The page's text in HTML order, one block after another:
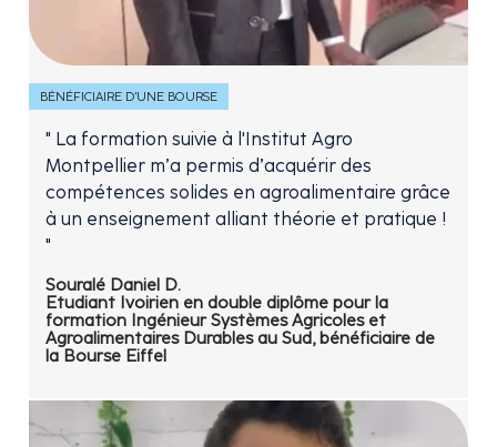
BÉNÉFICIAIRE D'UNE BOURSE
" La formation suivie à l'Institut Agro
Montpellier m’a permis d’acquérir des
compétences solides en agroalimentaire grâce
à un enseignement alliant théorie et pratique !
"
Souralé Daniel D.
Etudiant Ivoirien en double diplôme pour la
formation Ingénieur Systèmes Agricoles et
Agroalimentaires Durables au Sud, bénéficiaire de
la Bourse Eiffel